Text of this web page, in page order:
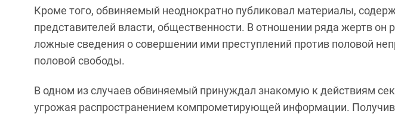
Кроме того, обвиняемый неоднократно публиковал материалы,
представителей власти, общественности. В отношении ряда жертв он
ложные сведения о совершении ими преступлений против половой
половой свободы.
В одном из случаев обвиняемый принуждал знакомую к действиям
угрожая распространением компрометирующей информации.